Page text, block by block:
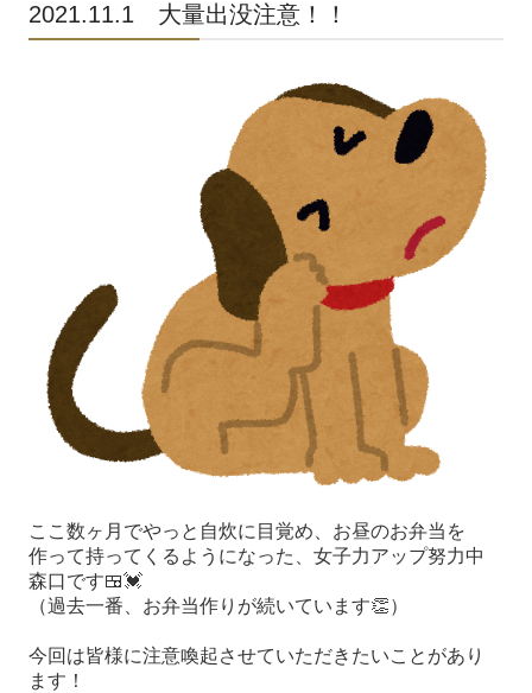
2021.11.1 大量出没注意！！
ここ数ヶ月でやっと自炊に目覚め、お昼のお弁当を
作って持ってくるようになった、女子力アップ努力中
森口です🍱💓
（過去一番、お弁当作りが続いています👏）
今回は皆様に注意喚起させていただきたいことがあり
ます！